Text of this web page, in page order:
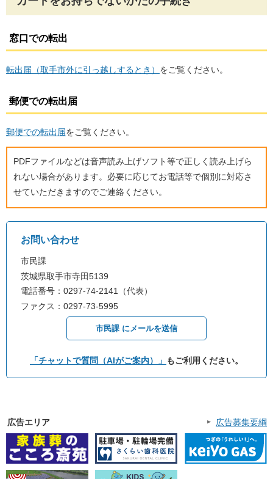
窓口での転出
転出届（取手市外に引っ越しするとき） をご覧ください。
郵便での転出届
郵便での転出届をご覧ください。
PDFファイルなどは音声読み上げソフト等で正しく読み上げら
れない場合があります。必要に応じてお電話等で個別に対応さ
せていただきますのでご連絡ください。
お問い合わせ
市民課
茨城県取手市寺田5139
電話番号：0297-74-2141（代表）
ファクス：0297-73-5995
市民課 にメールを送信
「チャットで質問（AIがご案内）」 もご利用ください。
広告エリア 広告募集要綱